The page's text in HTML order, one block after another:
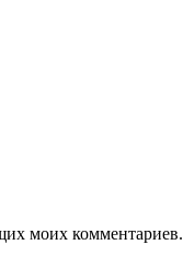
моих комментариев.